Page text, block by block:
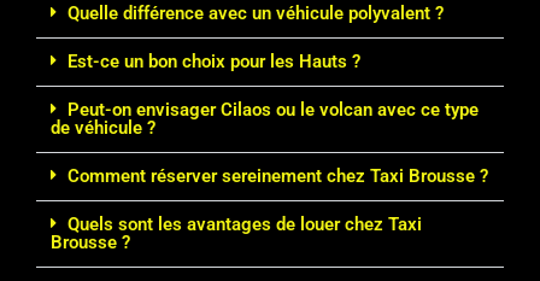
Quelle différence avec un véhicule polyvalent ?
Est-ce un bon choix pour les Hauts ?
Peut-on envisager Cilaos ou le volcan avec ce type
de véhicule ?
Comment réserver sereinement chez Taxi Brousse ?
Quels sont les avantages de louer chez Taxi
Brousse ?